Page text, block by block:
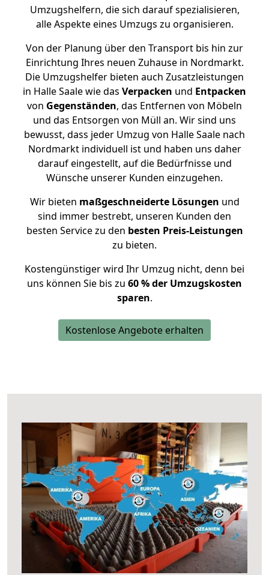
Umzugshelfern, die sich darauf spezialisieren,
alle Aspekte eines Umzugs zu organisieren.
Von der Planung über den Transport bis hin zur
Einrichtung Ihres neuen Zuhause in Nordmarkt.
Die Umzugshelfer bieten auch Zusatzleistungen
in Halle Saale wie das Verpacken und Entpacken
von Gegenständen, das Entfernen von Möbeln
und das Entsorgen von Müll an. Wir sind uns
bewusst, dass jeder Umzug von Halle Saale nach
Nordmarkt individuell ist und haben uns daher
darauf eingestellt, auf die Bedürfnisse und
Wünsche unserer Kunden einzugehen.
Wir bieten maßgeschneiderte Lösungen und
sind immer bestrebt, unseren Kunden den
besten Service zu den besten Preis-Leistungen
zu bieten.
Kostengünstiger wird Ihr Umzug nicht, denn bei
uns können Sie bis zu 60 % der Umzugskosten
sparen.
Kostenlose Angebote erhalten